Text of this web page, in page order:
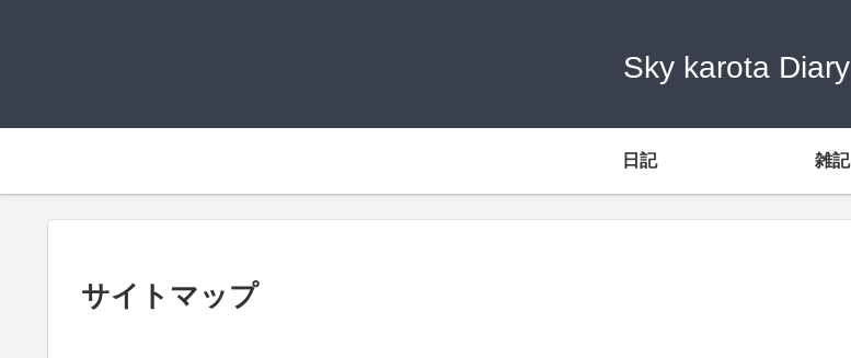
Sky karota Diary
日記 雑記
サイトマップ